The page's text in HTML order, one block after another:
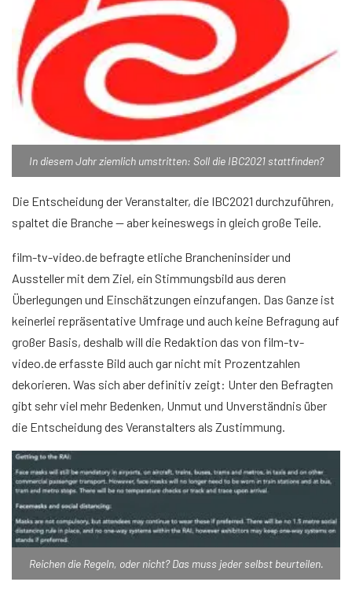
In diesem Jahr ziemlich umstritten: Soll die IBC2021 stattfinden?
Die Entscheidung der Veranstalter, die IBC2021 durchzuführen,
spaltet die Branche — aber keineswegs in gleich große Teile.
film-tv-video.de befragte etliche Brancheninsider und
Aussteller mit dem Ziel, ein Stimmungsbild aus deren
Überlegungen und Einschätzungen einzufangen. Das Ganze ist
keinerlei repräsentative Umfrage und auch keine Befragung auf
großer Basis, deshalb will die Redaktion das von film-tv-
video.de erfasste Bild auch gar nicht mit Prozentzahlen
dekorieren. Was sich aber definitiv zeigt: Unter den Befragten
gibt sehr viel mehr Bedenken, Unmut und Unverständnis über
die Entscheidung des Veranstalters als Zustimmung.
Reichen die Regeln, oder nicht? Das muss jeder selbst beurteilen.